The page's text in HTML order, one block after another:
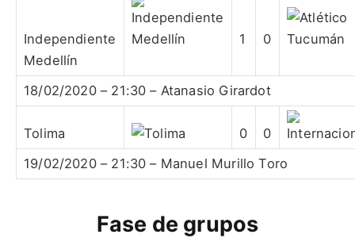
Independiente
Medellín
1 0
18/02/2020 – 21:30 – Atanasio Girardot
Tolima 0
0
19/02/2020 – 21:30 – Manuel Murillo Toro
Fase de grupos